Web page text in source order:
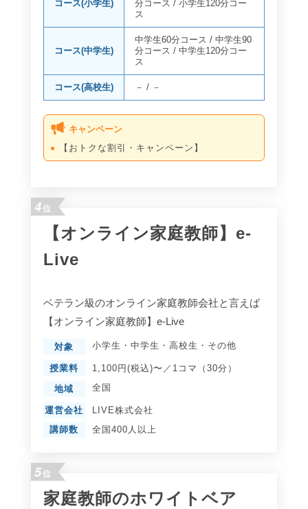
コース(小学生) 分コース /小学生120分コー
ス
コース(中学生)
中学生60分コース /中学生90
分コース /中学生120分コー
ス
コース(高校生) － /－
キャンペーン
【おトクな割引・キャンペーン】
4位
【オンライン家庭教師】e-
Live
ベテラン級のオンライン家庭教師会社と言えば
【オンライン家庭教師】e-Live
対象 小学生 ・ 中学生 ・ 高校生 ・ その他
授業料 1,100円(税込)〜／1コマ（30分）
地域 全国
運営会社
LIVE株式会社
講師数
全国400人以上
5位
家庭教師のホワイトベア